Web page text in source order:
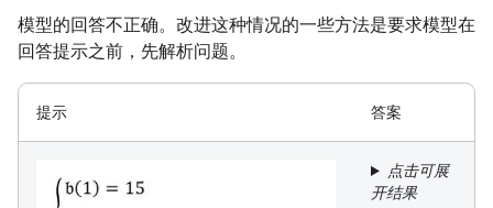
模型的回答不正确。改进这种情况的一些方法是要求模型在
回答提示之前，先解析问题。
提示 答案
点击可展
开结果